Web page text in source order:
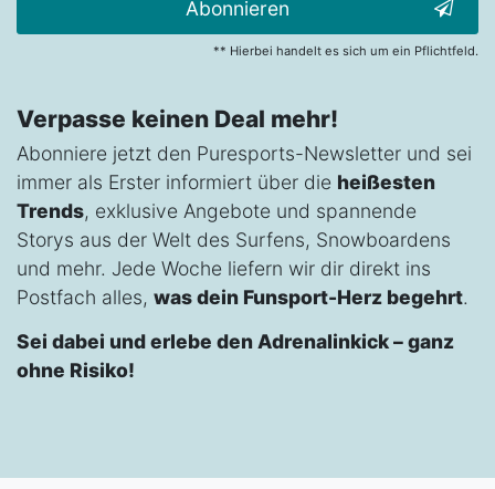
Abonnieren
** Hierbei handelt es sich um ein Pflichtfeld.
Verpasse keinen Deal mehr!
Abonniere jetzt den Puresports-Newsletter und sei
immer als Erster informiert über die heißesten
Trends, exklusive Angebote und spannende
Storys aus der Welt des Surfens, Snowboardens
und mehr. Jede Woche liefern wir dir direkt ins
Postfach alles, was dein Funsport-Herz begehrt.
Sei dabei und erlebe den Adrenalinkick – ganz
ohne Risiko!